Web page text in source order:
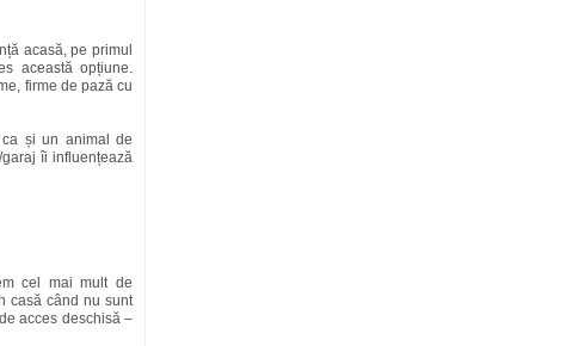
acasă, pe primul
această opțiune.
firme de pază cu
și un animal de
îi influențează
cel mai mult de
casă când nu sunt
acces deschisă –